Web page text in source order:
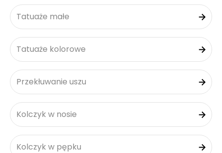
Tatuaże małe
Tatuaże kolorowe
Przekłuwanie uszu
Kolczyk w nosie
Kolczyk w pępku